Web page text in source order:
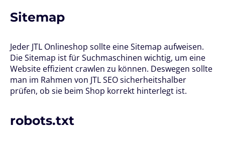
Sitemap
Jeder JTL Onlineshop sollte eine Sitemap aufweisen.
Die Sitemap ist für Suchmaschinen wichtig, um eine
Website effizient crawlen zu können. Deswegen sollte
man im Rahmen von JTL SEO sicherheitshalber
prüfen, ob sie beim Shop korrekt hinterlegt ist.
robots.txt